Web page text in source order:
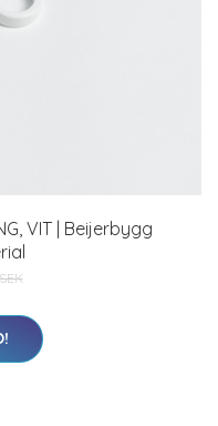
VIT | Beijerbygg